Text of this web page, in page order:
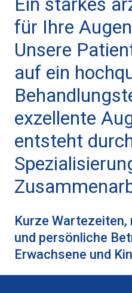
für Ihre
Unsere
auf ein
exzellente
entsteht
Kurze
und persönliche
Erwachsene und